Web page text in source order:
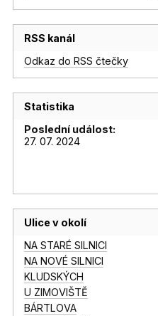
RSS kanál
Odkaz do RSS čtečky
Statistika
Poslední událost:
27. 07. 2024
Ulice v okolí
NA STARÉ SILNICI
NA NOVÉ SILNICI
KLUDSKÝCH
U ZIMOVIŠTĚ
BÁRTLOVA